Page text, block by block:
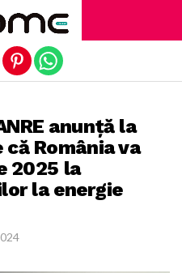
anunță la
România va
2025 la
la energie
version